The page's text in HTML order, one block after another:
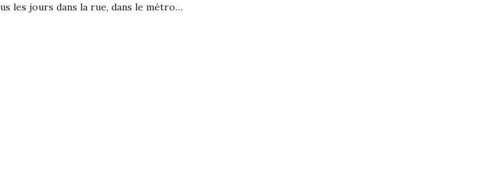
les jours dans la rue, dans le métro…